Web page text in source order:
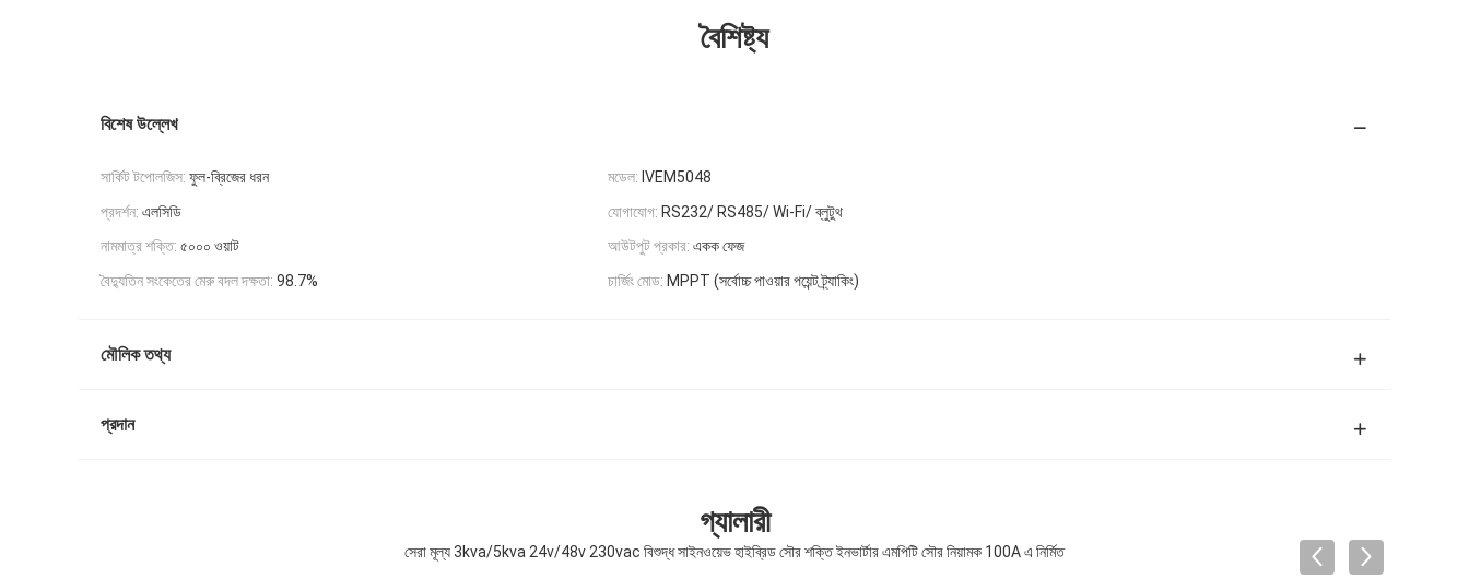
বৈশিষ্ট্য
বিশেষ উল্লেখ
সার্কিট টপোলজিস: ফুল-ব্রিজের ধরন মডেল: IVEM5048
প্রদর্শন: এলসিডি যোগাযোগ: RS232/ RS485/ Wi-Fi/ ব্লুটুথ
নামমাত্র শক্তি: ৫০০০ ওয়াট আউটপুট প্রকার: একক ফেজ
বৈদ্যুতিন সংকেতের মেরু বদল দক্ষতা: 98.7% চার্জিং মোড: MPPT (সর্বোচ্চ পাওয়ার পয়েন্ট ট্র্যাকিং)
মৌলিক তথ্য
প্রদান
গ্যালারী
সেরা মূল্য 3kva/5kva 24v/48v 230vac বিশুদ্ধ সাইনওয়েভ হাইব্রিড সৌর শক্তি ইনভার্টার এমপিটি সৌর নিয়ামক 100A এ নির্মিত